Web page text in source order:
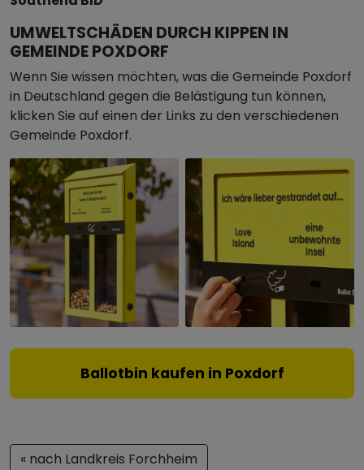
UMWELTSCHÄDEN DURCH KIPPEN IN
GEMEINDE POXDORF
Wenn Sie wissen möchten, was die Gemeinde Poxdorf
in Deutschland gegen die Belästigung tun können,
klicken Sie auf einen der Links zu den verschiedenen
Gemeinde Poxdorf.
Ballotbin kaufen in Poxdorf
« nach Landkreis Forchheim